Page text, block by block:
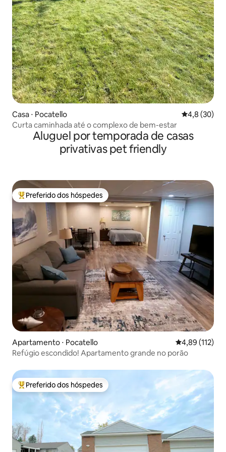
Casa ⋅ Pocatello 4,8 de uma
4,8 (30)
Curta caminhada até o complexo de bem-estar
Aluguel por temporada de casas
privativas pet friendly
Entre os melhores preferidos dos hóspedes
Preferido dos hóspedes
Apartamento ⋅ Pocatello 4,89 de uma
4,89 (112)
Refúgio escondido! Apartamento grande no porão
Entre os melhores preferidos dos hóspedes
Preferido dos hóspedes